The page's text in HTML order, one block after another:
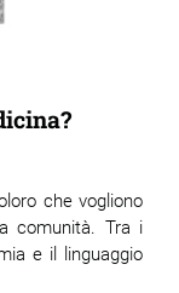
che vogliono
comunità. Tra i
e il linguaggio